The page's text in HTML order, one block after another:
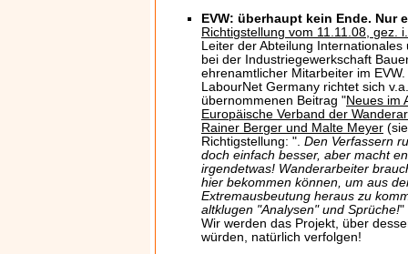
EVW: überhaupt kein Ende. Nur
Richtigstellung vom 11.11.08, gez.
Leiter der Abteilung
bei der Industriegewerkschaft
ehrenamtlicher Mitarbeiter im
LabourNet Germany richtet sich
übernommenen Beitrag "Neues im
Europäische Verband der
Rainer Berger und Malte Meyer
Richtigstellung: ". Den Verfassern
doch einfach besser, aber macht
irgendetwas! Wanderarbeiter
hier bekommen können, um aus
Extremausbeutung heraus zu
altklugen "Analysen" und Sprüche!"
Wir werden das Projekt, über
würden, natürlich verfolgen!